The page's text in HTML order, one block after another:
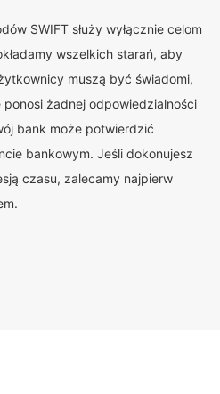
SWIFT służy wyłącznie celom
wszelkich starań, aby
muszą być świadomi,
żadnej odpowiedzialności
bank może potwierdzić
bankowym. Jeśli dokonujesz
czasu, zalecamy najpierw